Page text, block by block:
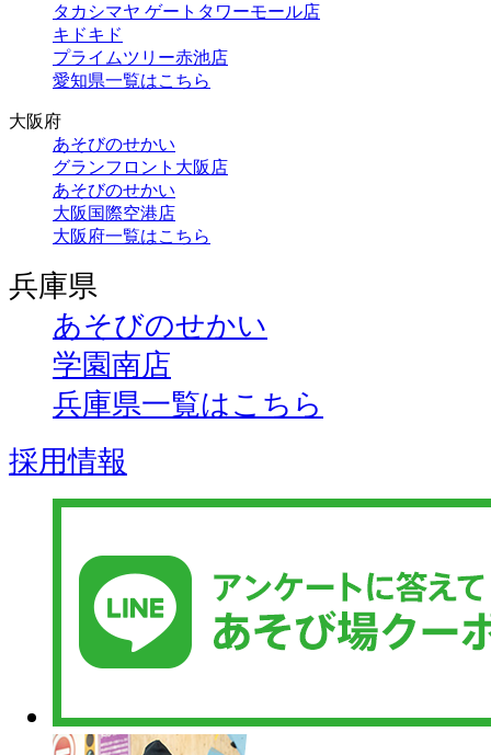
タカシマヤ ゲートタワーモール店
キドキド
プライムツリー赤池店
愛知県一覧はこちら
大阪府
あそびのせかい
グランフロント大阪店
あそびのせかい
大阪国際空港店
大阪府一覧はこちら
兵庫県
あそびのせかい
学園南店
兵庫県一覧はこちら
採用情報